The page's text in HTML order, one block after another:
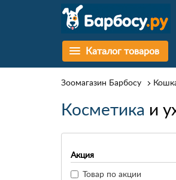
Каталог товаров
Зоомагазин Барбосу
Косметика и
Акция
Товар по акции